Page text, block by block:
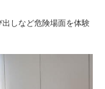
しなど危険場面を体験